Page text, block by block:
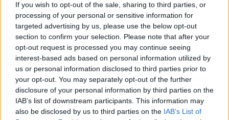
If you wish to opt-out of the sale, sharing to third parties, or
processing of your personal or sensitive information for
targeted advertising by us, please use the below opt-out
section to confirm your selection. Please note that after your
opt-out request is processed you may continue seeing
interest-based ads based on personal information utilized by
us or personal information disclosed to third parties prior to
your opt-out. You may separately opt-out of the further
disclosure of your personal information by third parties on the
IAB’s list of downstream participants. This information may
also be disclosed by us to third parties on the IAB’s List of
Alytaus „Volungės“ progimnazijos
pedagogų ir mokinių kolektyvas išgyvena
skaudžią netektį – mirė mylima ir
atsidavusi mokytoja Jūratė Dzilbuvienė.